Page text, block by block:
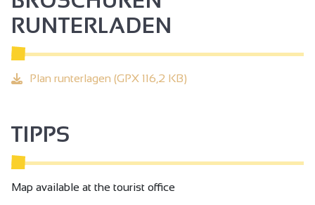
RUNTERLADEN
Plan runterlagen (GPX 116,2 KB)
TIPPS
Map available at the tourist office